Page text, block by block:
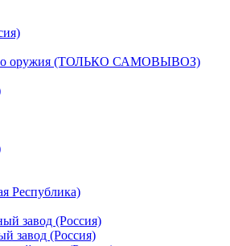
оружия (ТОЛЬКО САМОВЫВОЗ)
Республика)
завод (Россия)
завод (Россия)